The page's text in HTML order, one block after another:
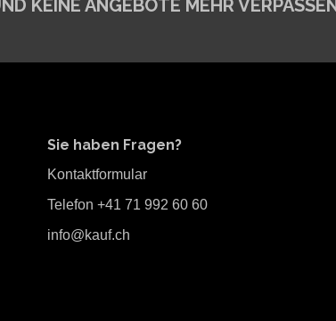
KEINE ANGEBOTE MEHR
Sie haben Fragen?
Kontaktformular
Telefon +41 71 992 60 60
info@kauf.ch